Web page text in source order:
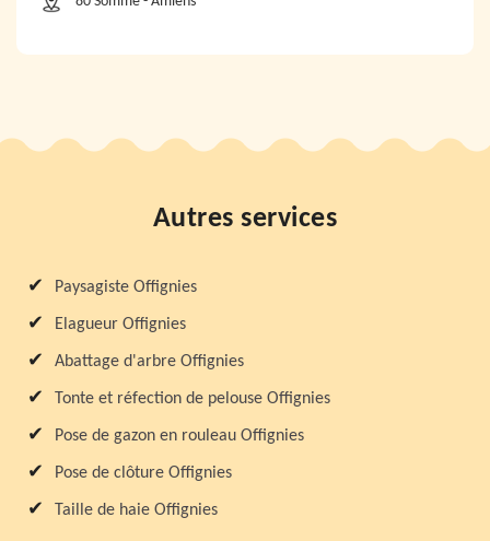
Autres services
Paysagiste Offignies
Elagueur Offignies
Abattage d'arbre Offignies
Tonte et réfection de pelouse Offignies
Pose de gazon en rouleau Offignies
Pose de clôture Offignies
Taille de haie Offignies